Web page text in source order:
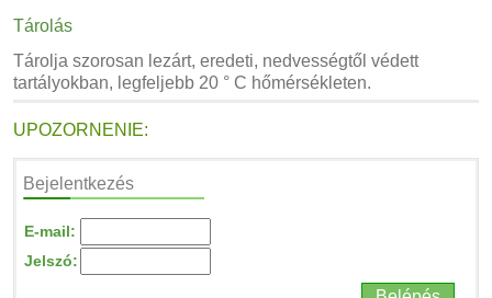
Tárolás
Tárolja szorosan lezárt, eredeti, nedvességtől védett
tartályokban, legfeljebb 20 ° C hőmérsékleten.
UPOZORNENIE:
Bejelentkezés
E-mail:
Jelszó: